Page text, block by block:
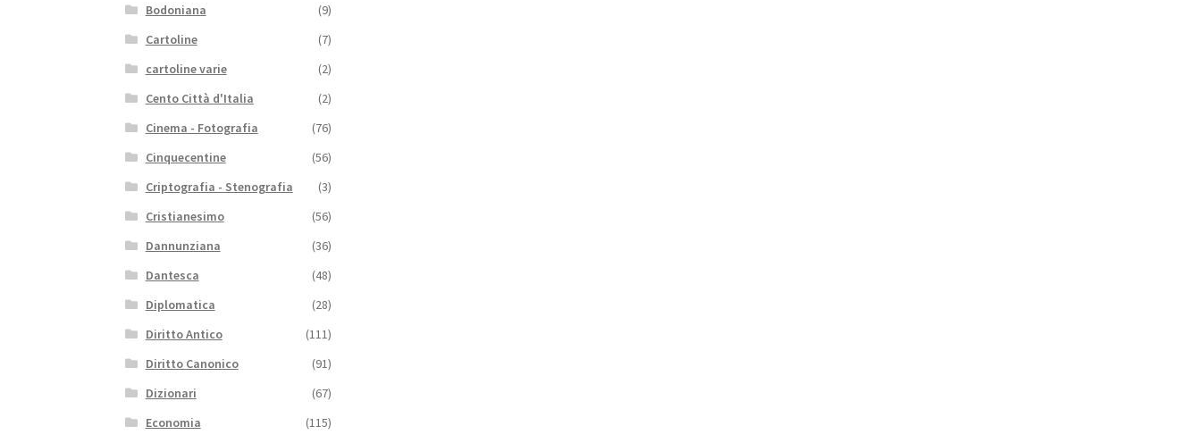
Bodoniana
(9)
Cartoline
(7)
cartoline varie
(2)
Cento Città d'Italia
(2)
Cinema - Fotografia
(76)
Cinquecentine
(56)
Criptografia - Stenografia
(3)
Cristianesimo
(56)
Dannunziana
(36)
Dantesca
(48)
Diplomatica
(28)
Diritto Antico
(111)
Diritto Canonico
(91)
Dizionari
(67)
Economia
(115)